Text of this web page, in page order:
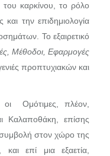
του καρκίνου, το ρόλο
την επιδημιολογία
Το εξαιρετικό
Μέθοδοι, Εφαρμογές
προπτυχιακών και
οι Ομότιμες, πλέον,
Καλαποθάκη, επίσης
συμβολή στον χώρο της
επί μια εξαετία,